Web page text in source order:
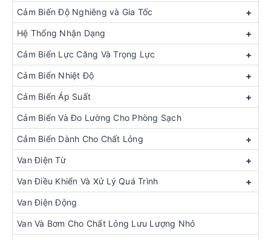
Cảm Biến Độ Nghiêng và Gia Tốc +
Hệ Thống Nhận Dạng +
Cảm Biến Lực Căng Và Trọng Lực +
Cảm Biến Nhiệt Độ +
Cảm Biến Áp Suất +
Cảm Biến Và Đo Lường Cho Phòng Sạch
Cảm Biến Dành Cho Chất Lỏng +
Van Điện Từ +
Van Điều Khiển Và Xử Lý Quá Trình +
Van Điện Động
Van Và Bơm Cho Chất Lỏng Lưu Lượng Nhỏ